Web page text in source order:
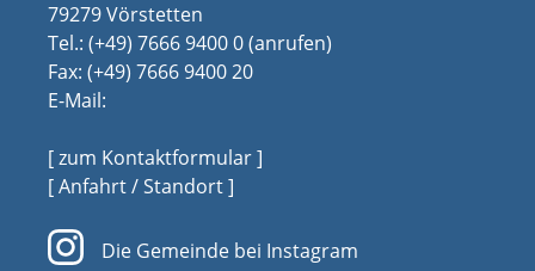
79279 Vörstetten
Tel.: (+49) 7666 9400 0
Fax: (+49) 7666 9400 20
E-Mail:
[ zum Kontaktformular ]
[ Anfahrt / Standort ]
Die Gemeinde bei Instagram